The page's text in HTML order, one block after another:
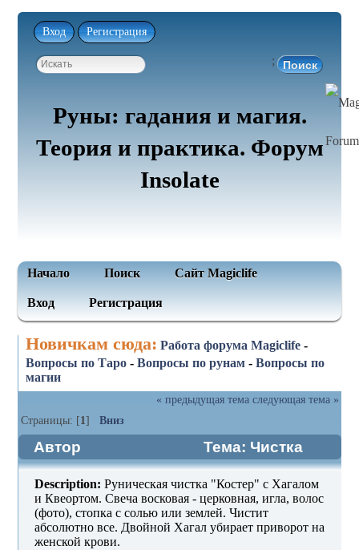
Вход Регистрация
;
Руны: гадания и магия.
Теория и практика. Форум
Insolate
Начало Поиск Сайт Magiclife
Вход Регистрация
Новичкам сюда: Работа форума Magiclife -
Вопросы по Таро -Вопросы по рунам -Вопросы по
магии
« предыдущая тема следующая тема »
Страницы: [1]Вниз
Автор
Тема: Чистка
"Костер", найдено в ЖЖ Сорока 2018
(Прочитано 11338 раз)
Description: Руническая чистка "Костер" с Хагалом
и Квеортом. Свеча восковая - церковная, игла, волос
(фото), стопка с солью или землей. Чистит
абсолютно все. Двойной Хагал убирает приворот на
женской крови.